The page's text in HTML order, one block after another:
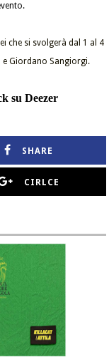
che si svolgerà dal 1 al 4
e Giordano Sangiorgi.
su Deezer
SHARE
CIRLCE